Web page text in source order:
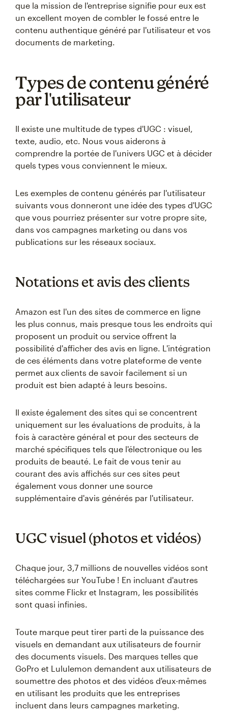
que la mission de l'entreprise signifie pour eux est
un excellent moyen de combler le fossé entre le
contenu authentique généré par l'utilisateur et vos
documents de marketing.
Types de contenu généré
par l'utilisateur
Il existe une multitude de types d'UGC : visuel,
texte, audio, etc. Nous vous aiderons à
comprendre la portée de l'univers UGC et à décider
quels types vous conviennent le mieux.
Les exemples de contenu générés par l'utilisateur
suivants vous donneront une idée des types d'UGC
que vous pourriez présenter sur votre propre site,
dans vos campagnes marketing ou dans vos
publications sur les réseaux sociaux.
Notations et avis des clients
Amazon est l'un des sites de commerce en ligne
les plus connus, mais presque tous les endroits qui
proposent un produit ou service offrent la
possibilité d'afficher des avis en ligne. L'intégration
de ces éléments dans votre plateforme de vente
permet aux clients de savoir facilement si un
produit est bien adapté à leurs besoins.
Il existe également des sites qui se concentrent
uniquement sur les évaluations de produits, à la
fois à caractère général et pour des secteurs de
marché spécifiques tels que l'électronique ou les
produits de beauté. Le fait de vous tenir au
courant des avis affichés sur ces sites peut
également vous donner une source
supplémentaire d'avis générés par l'utilisateur.
UGC visuel (photos et vidéos)
Chaque jour, 3,7 millions de nouvelles vidéos sont
téléchargées sur YouTube ! En incluant d'autres
sites comme Flickr et Instagram, les possibilités
sont quasi infinies.
Toute marque peut tirer parti de la puissance des
visuels en demandant aux utilisateurs de fournir
des documents visuels. Des marques telles que
GoPro et Lululemon demandent aux utilisateurs de
soumettre des photos et des vidéos d'eux-mêmes
en utilisant les produits que les entreprises
incluent dans leurs campagnes marketing.